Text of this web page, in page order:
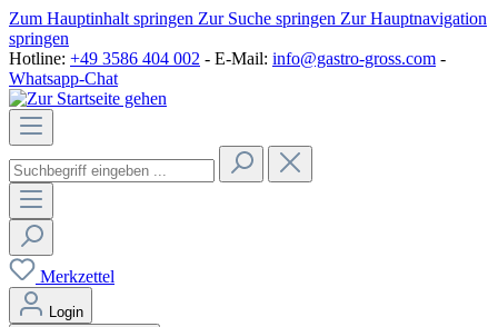
Zum Hauptinhalt springen Zur Suche springen Zur Hauptnavigation
springen
Hotline: +49 3586 404 002 - E-Mail: info@gastro-gross.com -
Whatsapp-Chat
Merkzettel
Login